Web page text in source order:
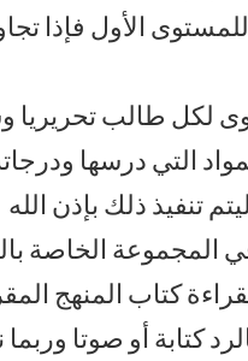
الأول فإذا
لكل طالب
التي درسها
تنفيذ ذلك بإذن الله
المجموعة الخاصة
كتاب المنهج
كتابة أو صوتا